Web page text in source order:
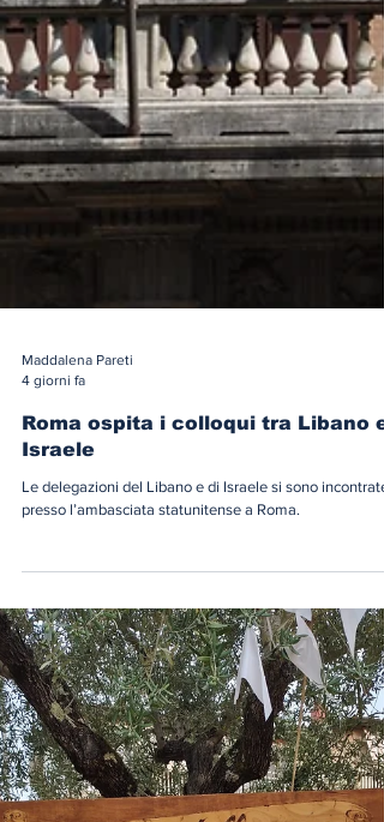
Maddalena Pareti
4 giorni fa
Roma ospita i colloqui tra Libano e
Israele
Le delegazioni del Libano e di Israele si sono incontrate
presso l’ambasciata statunitense a Roma.